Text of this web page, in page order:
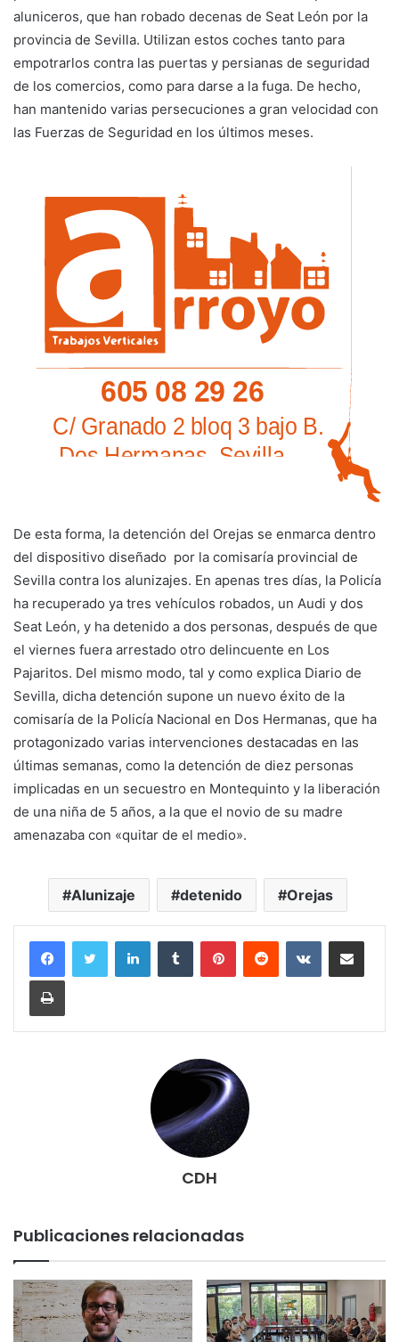
aluniceros, que han robado decenas de Seat León por la
provincia de Sevilla. Utilizan estos coches tanto para
empotrarlos contra las puertas y persianas de seguridad
de los comercios, como para darse a la fuga. De hecho,
han mantenido varias persecuciones a gran velocidad con
las Fuerzas de Seguridad en los últimos meses.
De esta forma, la detención del Orejas se enmarca dentro
del dispositivo diseñado por la comisaría provincial de
Sevilla contra los alunizajes. En apenas tres días, la Policía
ha recuperado ya tres vehículos robados, un Audi y dos
Seat León, y ha detenido a dos personas, después de que
el viernes fuera arrestado otro delincuente en Los
Pajaritos. Del mismo modo, tal y como explica Diario de
Sevilla, dicha detención supone un nuevo éxito de la
comisaría de la Policía Nacional en Dos Hermanas, que ha
protagonizado varias intervenciones destacadas en las
últimas semanas, como la detención de diez personas
implicadas en un secuestro en Montequinto y la liberación
de una niña de 5 años, a la que el novio de su madre
amenazaba con «quitar de el medio».
Alunizaje detenido Orejas
CDH
Publicaciones relacionadas